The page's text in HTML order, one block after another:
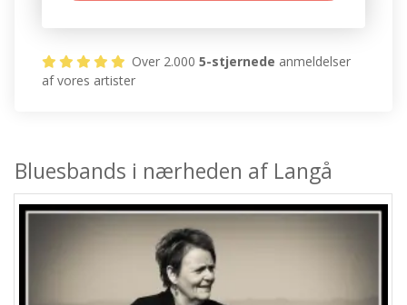
Over 2.0005-stjernede anmeldelser
af vores artister
Bluesbands i nærheden af Langå